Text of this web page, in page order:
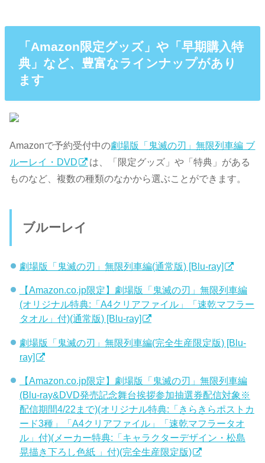
「Amazon限定グッズ」や「早期購入特
典」など、豊富なラインナップがあり
ます
Amazonで予約受付中の劇場版「鬼滅の刃」無限列車編 ブ
ルーレイ・DVD
は、「限定グッズ」や「特典」がある
ものなど、複数の種類のなかから選ぶことができます。
ブルーレイ
劇場版「鬼滅の刃」無限列車編(通常版) [Blu-ray]
【Amazon.co.jp限定】劇場版「鬼滅の刃」無限列車編
(オリジナル特典:「A4クリアファイル」「速乾マフラー
タオル」付)(通常版) [Blu-ray]
劇場版「鬼滅の刃」無限列車編(完全生産限定版) [Blu-
ray]
【Amazon.co.jp限定】劇場版「鬼滅の刃」無限列車編
(Blu-ray&DVD発売記念舞台挨拶参加抽選券配信対象※
配信期間4/22まで)(オリジナル特典:「きらきらポストカ
ード3種」「A4クリアファイル」「速乾マフラータオ
ル」付)(メーカー特典:「キャラクターデザイン・松島
晃描き下ろし色紙 」付)(完全生産限定版)